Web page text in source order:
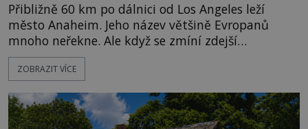
Přibližně 60 km po dálnici od Los Angeles leží
město Anaheim. Jeho název většině Evropanů
mnoho neřekne. Ale když se zmíní zdejší
Disneyland, je hned jasno. Zábavní park vyroste na
poklidném místě bývalého sadu pomerančovníků.
kolem 17 000 000 zábavychtivých lidí ročně. A ač je
velká snaha to utajit, někteří z
ZOBRAZIT VÍCE